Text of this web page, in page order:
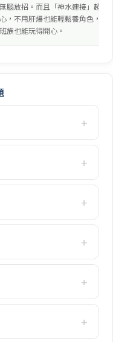
無腦放招。而且「神水連接」超佛
心，不用肝爆也能輕鬆養角色，上
班族也能玩得開心。